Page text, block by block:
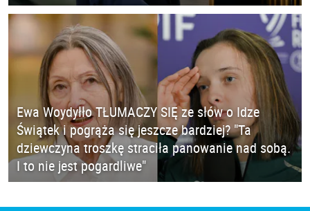
Ewa Woydyłło TŁUMACZY SIĘ ze słów o Idze
Świątek i pogrąża się jeszcze bardziej? "Ta
dziewczyna troszkę straciła panowanie nad sobą.
I to nie jest pogardliwe"